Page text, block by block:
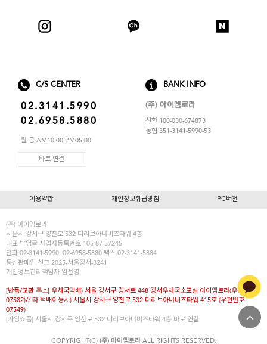
C/S CENTER
02.3141.5990
02.6958.5880
월-금 AM10:00-PM05:00
바로 연결
BANK INFO
(주) 아이엠로라
신한 100-030-674873
농협 351-3141-5990-53
이용약관 개인정보취급방침 PC버전
(주) 아이엠로라
서울시 강서구 양천로 532 더리브아너비즈타워 4층
대표 박영글 사업자등록번호 105-87-57245
전화 02-3141-5990, 02-6958-5880 팩스 02-3141-5884
통신판매업 신고 2025-서울강서-3241
개인정보관리책임자 임선영
[반품/교환 주소] 우체국택배) 서울 강서구 강서로 448 강서우체국소포실 아이엠로라(우편번호
07582)// 타 택배이용시) 서울시 강서구 양천로 532 더리브아너비즈타워 415호 (우편번호
07549)
[가양쇼룸] 서울시 강서구 양천로 532 더리브아너비즈타워 4층 바로 연결
COPYRIGHT(C) (주) 아이엠로라ALL RIGHTS RESERVED.